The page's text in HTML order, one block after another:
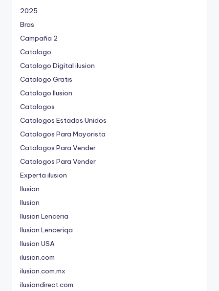
2025
Bras
Campaña 2
Catalogo
Catalogo Digital ilusion
Catalogo Gratis
Catalogo Ilusion
Catalogos
Catalogos Estados Unidos
Catalogos Para Mayorista
Catalogos Para Vender
Catalogos Para Vender
Experta ilusion
Ilusion
Ilusion
Ilusion Lenceria
Ilusion Lenceriqa
Ilusion USA
ilusion.com
ilusion.com.mx
ilusiondirect.com